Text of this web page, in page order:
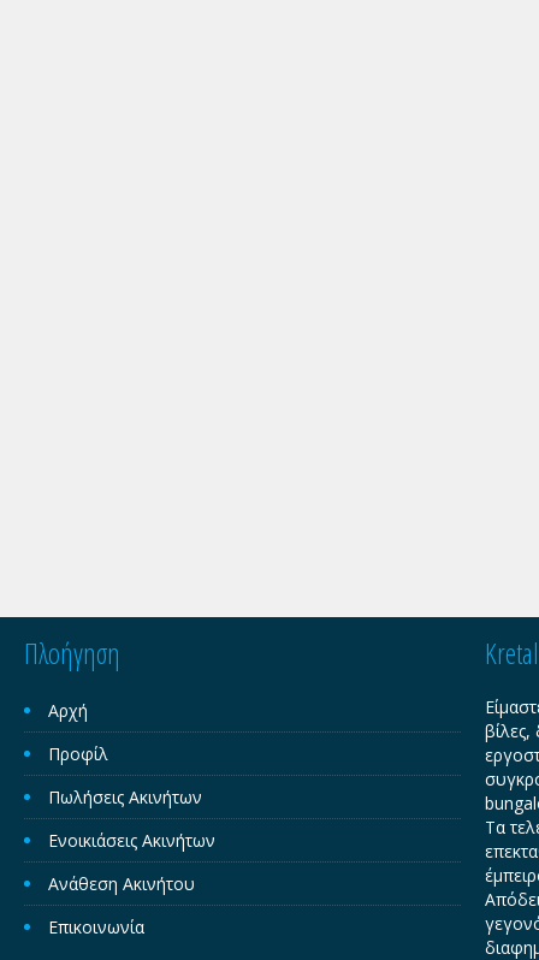
Πλοήγηση
Αρχή
Προφίλ
Πωλήσεις Ακινήτων
Ενοικιάσεις Ακινήτων
Ανάθεση Ακινήτου
Επικοινωνία
βίλες,
Τα